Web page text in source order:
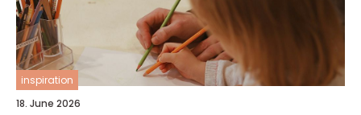
inspiration
18. June 2026